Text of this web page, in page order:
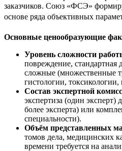
заказчиков. Союз «ФСЭ»
основе ряда объективных
Основные ценообразующие
Уровень сложности
повреждение, стандартная
сложные (множественные
гистологии,
Состав экспертной
экспертиза (один эксперт)
более эксперта) или
специальности).
Объём представленных
томов дела, медицинских
времени требуется на